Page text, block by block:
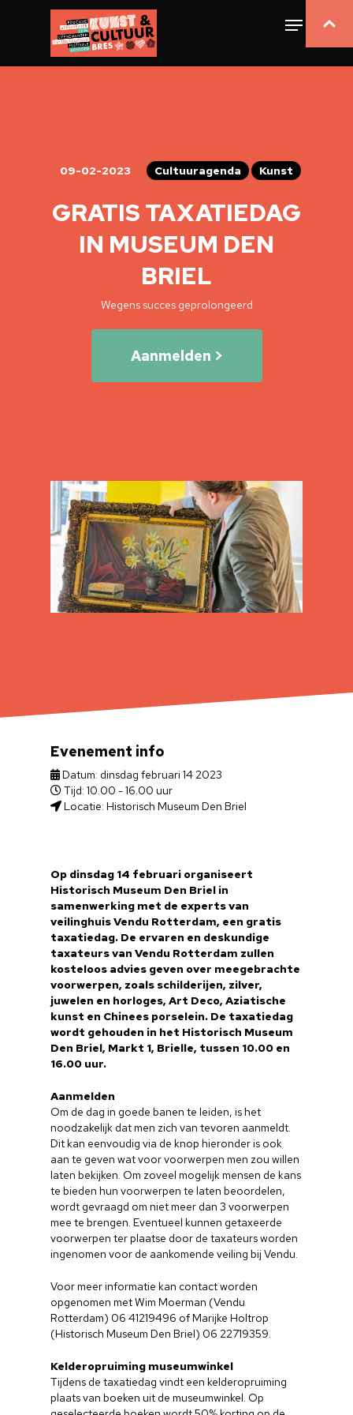
09-02-2023 Cultuuragenda Kunst
GRATIS TAXATIEDAG
IN MUSEUM DEN
BRIEL
Wegens succes geprolongeerd
Aanmelden >
Op dinsdag 14 februari organiseert
Historisch Museum Den Briel in
samenwerking met de experts van
veilinghuis Vendu Rotterdam, een gratis
taxatiedag. De ervaren en deskundige
taxateurs van Vendu Rotterdam zullen
kosteloos advies geven over meegebrachte
voorwerpen, zoals schilderijen, zilver,
juwelen en horloges, Art Deco, Aziatische
kunst en Chinees porselein. De taxatiedag
wordt gehouden in het Historisch Museum
Den Briel, Markt 1, Brielle, tussen 10.00 en
16.00 uur.
Aanmelden
Om de dag in goede banen te leiden, is het
noodzakelijk dat men zich van tevoren aanmeldt.
Dit kan eenvoudig via de knop hieronder is ook
aan te geven wat voor voorwerpen men zou willen
laten bekijken. Om zoveel mogelijk mensen de kans
te bieden hun voorwerpen te laten beoordelen,
wordt gevraagd om niet meer dan 3 voorwerpen
mee te brengen. Eventueel kunnen getaxeerde
voorwerpen ter plaatse door de taxateurs worden
ingenomen voor de aankomende veiling bij Vendu.
Voor meer informatie kan contact worden
opgenomen met Wim Moerman (Vendu
Rotterdam) 06 41219496 of Marijke Holtrop
(Historisch Museum Den Briel) 06 22719359.
Kelderopruiming museumwinkel
Tijdens de taxatiedag vindt een kelderopruiming
plaats van boeken uit de museumwinkel. Op
Evenement info
Datum: dinsdag februari 14 2023
Tijd: 10.00 - 16.00 uur
Locatie: Historisch Museum Den Briel